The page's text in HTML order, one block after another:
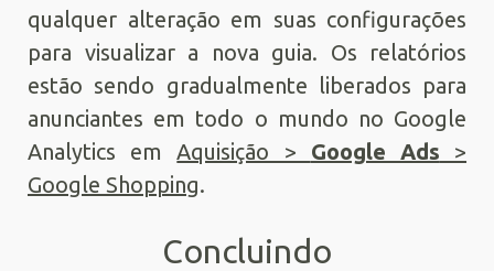
qualquer alteração em suas configurações
para visualizar a nova guia. Os relatórios
estão sendo gradualmente liberados para
anunciantes em todo o mundo no Google
Analytics emAquisição > Google Ads >
Google Shopping.
Concluindo